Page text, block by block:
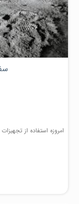
امروزه استفاده از